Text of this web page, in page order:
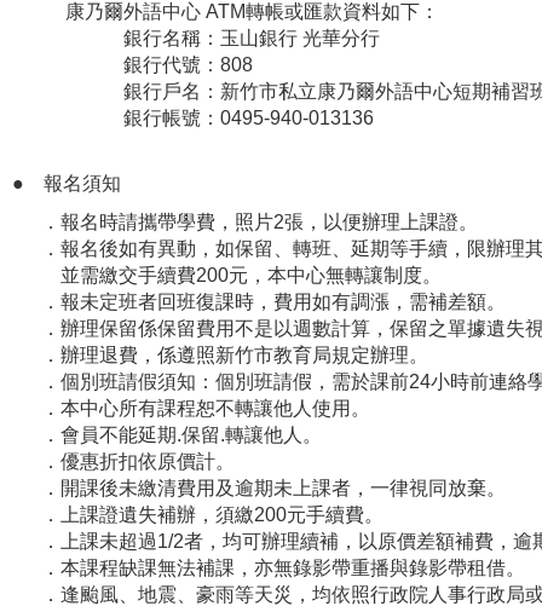
康乃爾外語中心 ATM轉帳或匯款資料如下：
銀行名稱：玉山銀行 光華分行
銀行代號：808
銀行戶名：新竹市私立康乃爾外語中心短期補習班
銀行帳號：0495-940-013136
●
報名須知
．報名時請攜帶學費，照片2張，以便辦理上課證。
．報名後如有異動，如保留、轉班、延期等手續，限辦理
並需繳交手續費200元，本中心無轉讓制度。
．報未定班者回班復課時，費用如有調漲，需補差額。
． 辦理保留係保留費用不是以週數計算，保留之單據遺失
． 辦理退費，係遵照新竹市教育局規定辦理。
．個別班請假須知：個別班請假，需於課前24小時前連絡
．本中心所有課程恕不轉讓他人使用。
．會員不能延期.保留.轉讓他人。
． 優惠折扣依原價計。
．開課後未繳清費用及逾期未上課者，一律視同放棄。
．上課證遺失補辦，須繳200元手續費。
．上課未超過1/2者，均可辦理續補，以原價差額補費，逾
．本課程缺課無法補課，亦無錄影帶重播與錄影帶租借。
．逢颱風、地震、豪雨等天災，均依照行政院人事行政局